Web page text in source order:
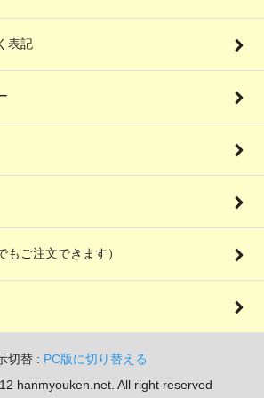
表記
ご注文できます）
切替 : PC版に切り替える
hanmyouken.net. All right reserved